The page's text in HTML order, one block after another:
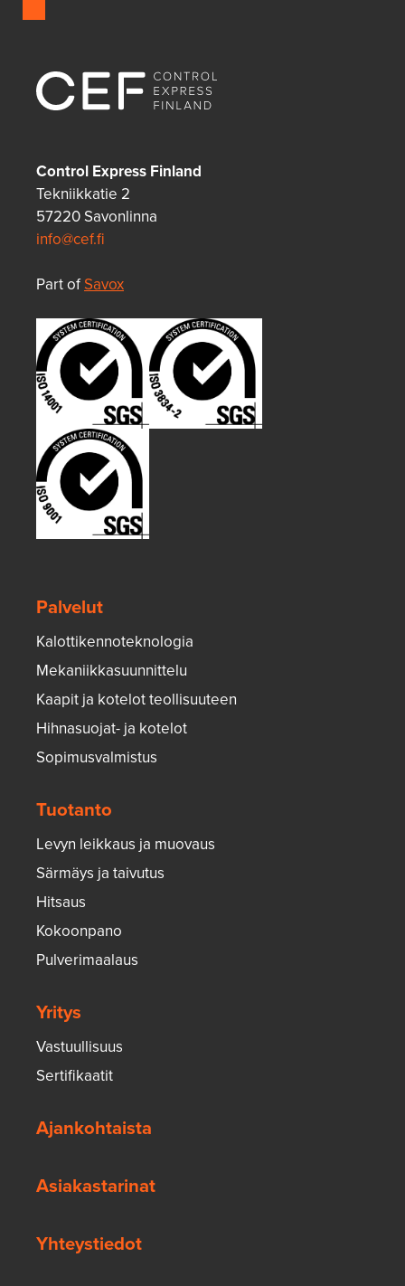
Control Express Finland
Tekniikkatie 2
57220 Savonlinna
info@cef.fi
Part of Savox
Palvelut
Kalottikennoteknologia
Mekaniikkasuunnittelu
Kaapit ja kotelot teollisuuteen
Hihnasuojat- ja kotelot
Sopimusvalmistus
Tuotanto
Levyn leikkaus ja muovaus
Särmäys ja taivutus
Hitsaus
Kokoonpano
Pulverimaalaus
Yritys
Vastuullisuus
Sertifikaatit
Ajankohtaista
Asiakastarinat
Yhteystiedot